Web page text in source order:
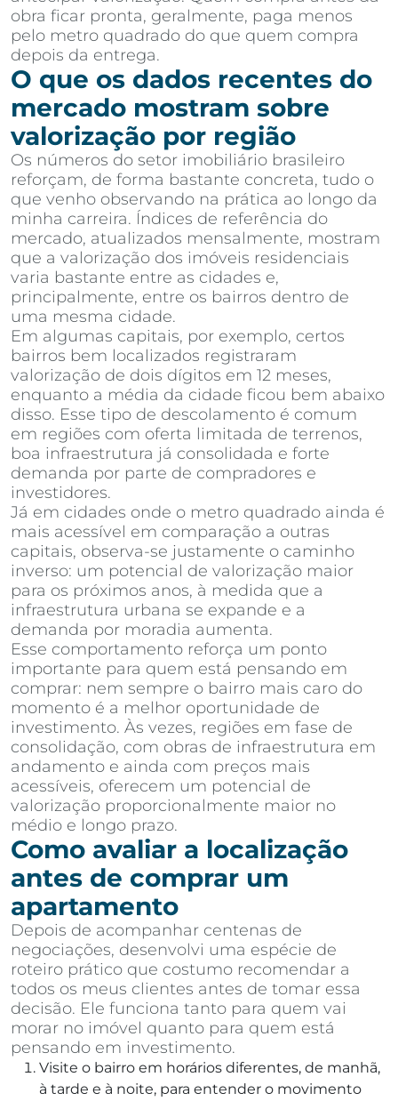
obra ficar pronta, geralmente, paga menos
pelo metro quadrado do que quem compra
depois da entrega.
O que os dados recentes do
mercado mostram sobre
valorização por região
Os números do setor imobiliário brasileiro
reforçam, de forma bastante concreta, tudo o
que venho observando na prática ao longo da
minha carreira. Índices de referência do
mercado, atualizados mensalmente, mostram
que a valorização dos imóveis residenciais
varia bastante entre as cidades e,
principalmente, entre os bairros dentro de
uma mesma cidade.
Em algumas capitais, por exemplo, certos
bairros bem localizados registraram
valorização de dois dígitos em 12 meses,
enquanto a média da cidade ficou bem abaixo
disso. Esse tipo de descolamento é comum
em regiões com oferta limitada de terrenos,
boa infraestrutura já consolidada e forte
demanda por parte de compradores e
investidores.
Já em cidades onde o metro quadrado ainda é
mais acessível em comparação a outras
capitais, observa-se justamente o caminho
inverso: um potencial de valorização maior
para os próximos anos, à medida que a
infraestrutura urbana se expande e a
demanda por moradia aumenta.
Esse comportamento reforça um ponto
importante para quem está pensando em
comprar: nem sempre o bairro mais caro do
momento é a melhor oportunidade de
investimento. Às vezes, regiões em fase de
consolidação, com obras de infraestrutura em
andamento e ainda com preços mais
acessíveis, oferecem um potencial de
valorização proporcionalmente maior no
médio e longo prazo.
Como avaliar a localização
antes de comprar um
apartamento
Depois de acompanhar centenas de
negociações, desenvolvi uma espécie de
roteiro prático que costumo recomendar a
todos os meus clientes antes de tomar essa
decisão. Ele funciona tanto para quem vai
morar no imóvel quanto para quem está
pensando em investimento.
Visite o bairro em horários diferentes, de manhã,
à tarde e à noite, para entender o movimento